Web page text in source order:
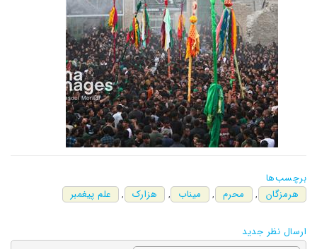
برچسب‌ها
هرمزگان
, محرم , میناب , هزارک , علم پیغمبر
ارسال نظر جدید